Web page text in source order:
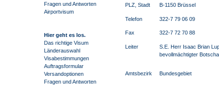
Fragen und Antworten
Airportvisum
Hier geht es los.
Das richtige Visum
Länderauswahl
Visabestimmungen
Auftragsformular
Versandoptionen
Fragen und Antworten
PLZ, Stadt B-1150 Brüssel
Telefon 322-7 79 06 09
Fax 322-7 72 70 88
Leiter
S.E. Herr Isaac Brian
bevollmächtigter
Amtsbezirk Bundesgebiet